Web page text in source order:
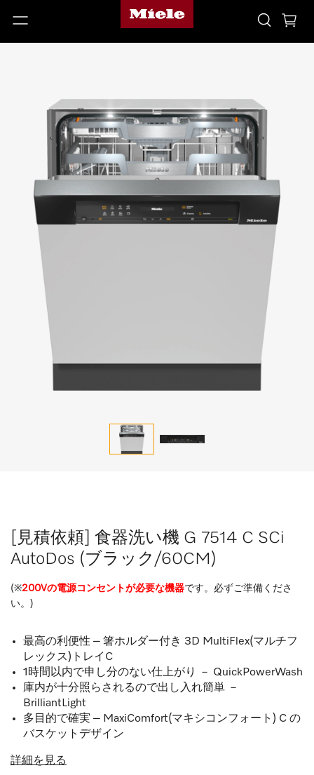
[見積依頼] 食器洗い機 G 7514 C SCi
AutoDos (ブラック/60CM)
(※200Vの電源コンセントが必要な機器です。必ずご準備くださ
い。)
最高の利便性 – 箸ホルダー付き 3D MultiFlex(マルチフ
レックス)トレイC
1時間以内で申し分のない仕上がり － QuickPowerWash
庫内が十分照らされるので出し入れ簡単 －
BrilliantLight
多目的で確実 – MaxiComfort(マキシコンフォート) C の
バスケットデザイン
詳細を見る